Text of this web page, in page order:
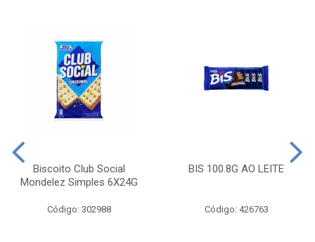
Biscoito Club Social
Mondelez Simples 6X24G
Código: 302988
BIS 100.8G AO LEITE
Código: 426763